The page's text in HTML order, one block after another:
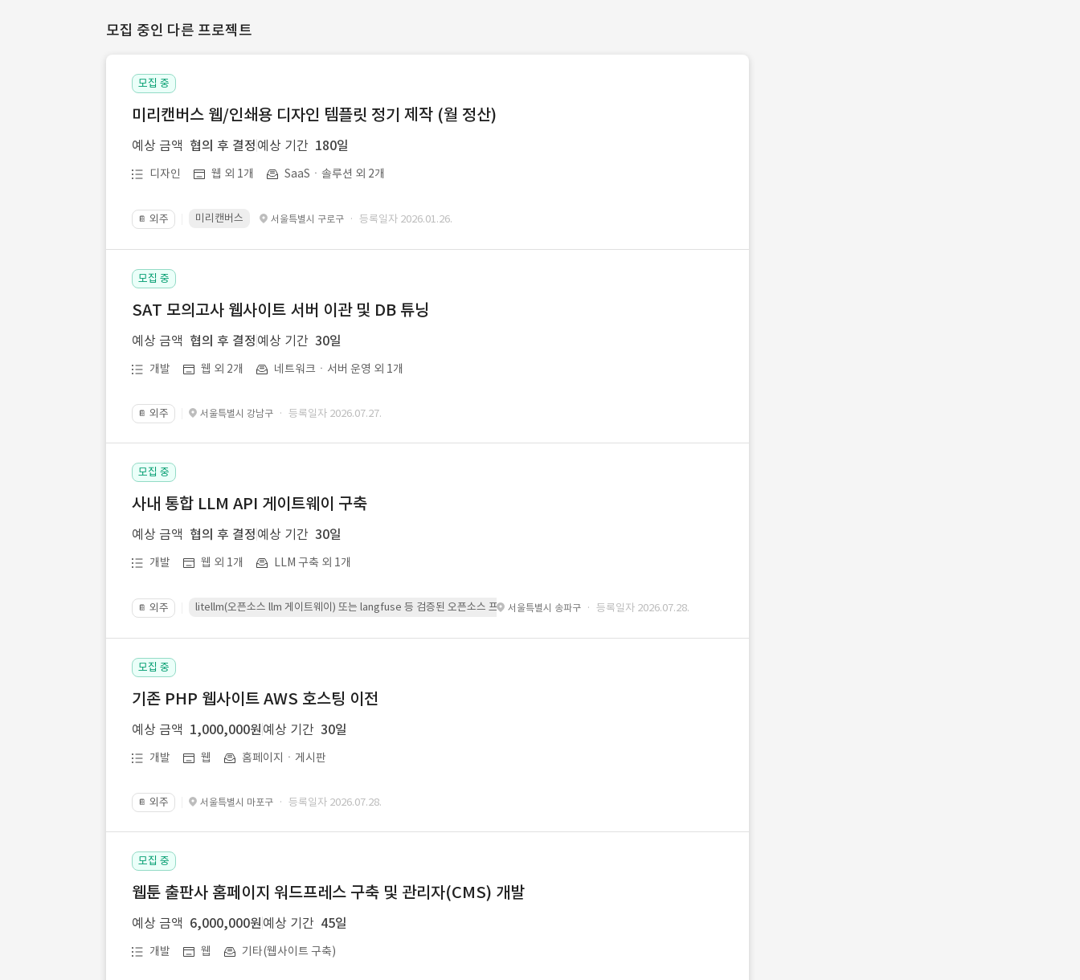
모집 중인 다른 프로젝트
모집 중
미리캔버스 웹/인쇄용 디자인 템플릿 정기 제작 (월 정산)
예상 금액 협의 후 결정 예상 기간 180일
디자인 웹 외 1개 SaaSㆍ솔루션 외 2개
📔 외주 미리캔버스 서울특별시 구로구 · 등록일자 2026.01.26.
모집 중
SAT 모의고사 웹사이트 서버 이관 및 DB 튜닝
예상 금액 협의 후 결정 예상 기간 30일
개발 웹 외 2개 네트워크ㆍ서버 운영 외 1개
📔 외주 서울특별시 강남구 · 등록일자 2026.07.27.
모집 중
사내 통합 LLM API 게이트웨이 구축
예상 금액 협의 후 결정 예상 기간 30일
개발 웹 외 1개 LLM 구축 외 1개
📔 외주 litellm(오픈소스 llm 게이트웨이) 또는 langfuse 등 검증된 오픈소스 프레임워크를 기반으로 시스템을 구축
서울특별시 송파구 · 등록일자 2026.07.28.
모집 중
기존 PHP 웹사이트 AWS 호스팅 이전
예상 금액 1,000,000원 예상 기간 30일
개발 웹 홈페이지ㆍ게시판
📔 외주 서울특별시 마포구 · 등록일자 2026.07.28.
모집 중
웹툰 출판사 홈페이지 워드프레스 구축 및 관리자(CMS) 개발
예상 금액 6,000,000원 예상 기간 45일
개발 웹 기타(웹사이트 구축)